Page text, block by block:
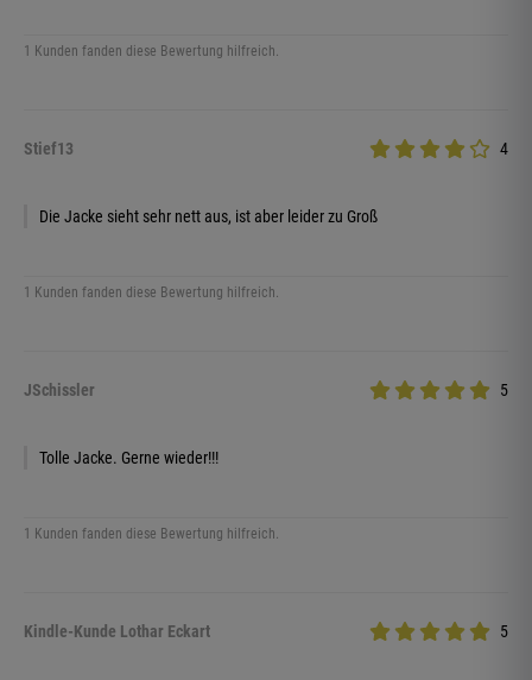
1 Kunden fanden diese Bewertung hilfreich.
Stief13 4
Die Jacke sieht sehr nett aus, ist aber leider zu Groß
1 Kunden fanden diese Bewertung hilfreich.
JSchissler 5
Tolle Jacke. Gerne wieder!!!
1 Kunden fanden diese Bewertung hilfreich.
Kindle-Kunde Lothar Eckart 5